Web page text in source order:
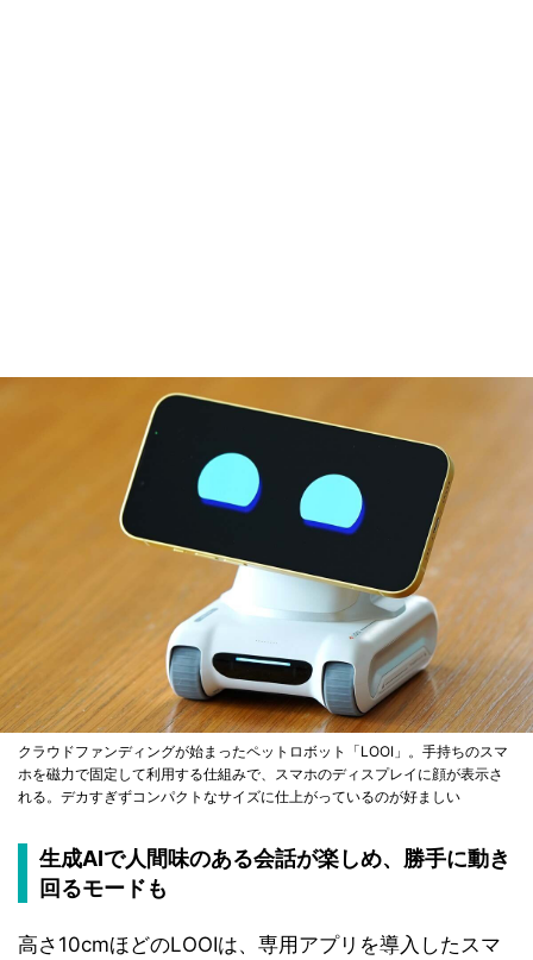
クラウドファンディングが始まったペットロボット「LOOI」。手持ちのスマ
ホを磁力で固定して利用する仕組みで、スマホのディスプレイに顔が表示さ
れる。デカすぎずコンパクトなサイズに仕上がっているのが好ましい
生成AIで人間味のある会話が楽しめ、勝手に動き
回るモードも
高さ10cmほどのLOOIは、専用アプリを導入したスマ